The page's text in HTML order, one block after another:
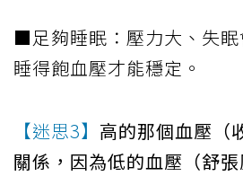
■足夠睡眠：壓力大、失眠
睡得飽血壓才能穩定。
【迷思3】 高的那個血壓（
關係，因為低的血壓（舒